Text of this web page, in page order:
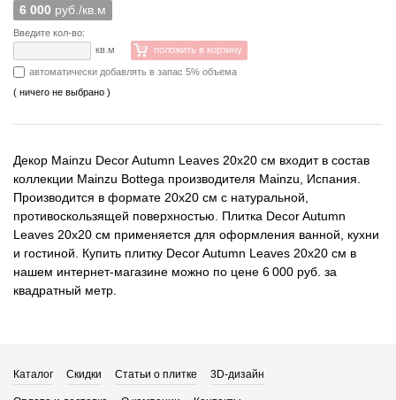
6 000 руб./кв.м
Введите кол-во:
кв.м
положить в корзину
автоматически добавлять в запас 5% объема
( ничего не выбрано )
Декор Mainzu Decor Autumn Leaves 20x20 см входит в состав
коллекции Mainzu Bottega производителя Mainzu, Испания.
Производится в формате 20x20 см с натуральной,
противоскользящей поверхностью. Плитка Decor Autumn
Leaves 20x20 см применяется для оформления ванной, кухни
и гостиной. Купить плитку Decor Autumn Leaves 20x20 см в
нашем интернет-магазине можно по цене 6 000 руб. за
квадратный метр.
Каталог Скидки Статьи о плитке 3D-дизайн